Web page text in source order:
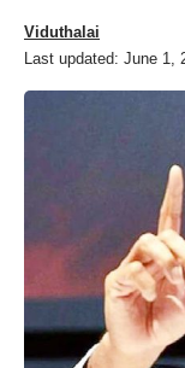
Last updated: June 1,
Viduthalai